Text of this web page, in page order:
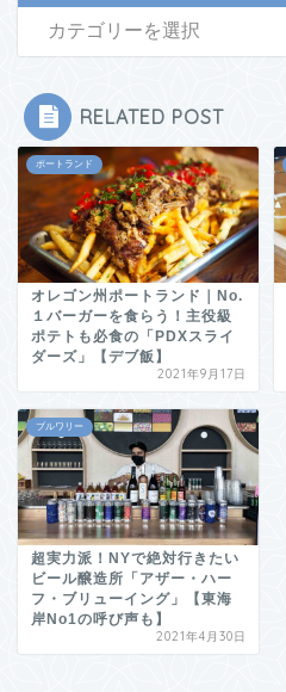
RELATED POST
ポートランド
オレゴン州ポートランド｜No.
１バーガーを食らう！主役級
ポテトも必食の「PDXスライ
ダーズ」【デブ飯】
2021年9月17日
ブルワリー
超実力派！NYで絶対行きたい
ビール醸造所「アザー・ハー
フ・ブリューイング」【東海
岸No1の呼び声も】
2021年4月30日